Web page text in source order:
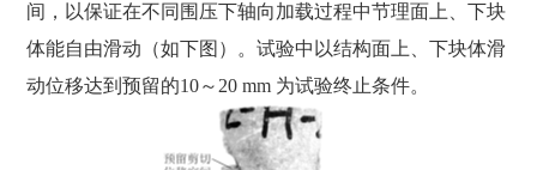
间，以保证在不同围压下轴向加载过程中节理面上、下块
体能自由滑动（如下图）。试验中以结构面上、下块体滑
动位移达到预留的10～20 mm 为试验终止条件。